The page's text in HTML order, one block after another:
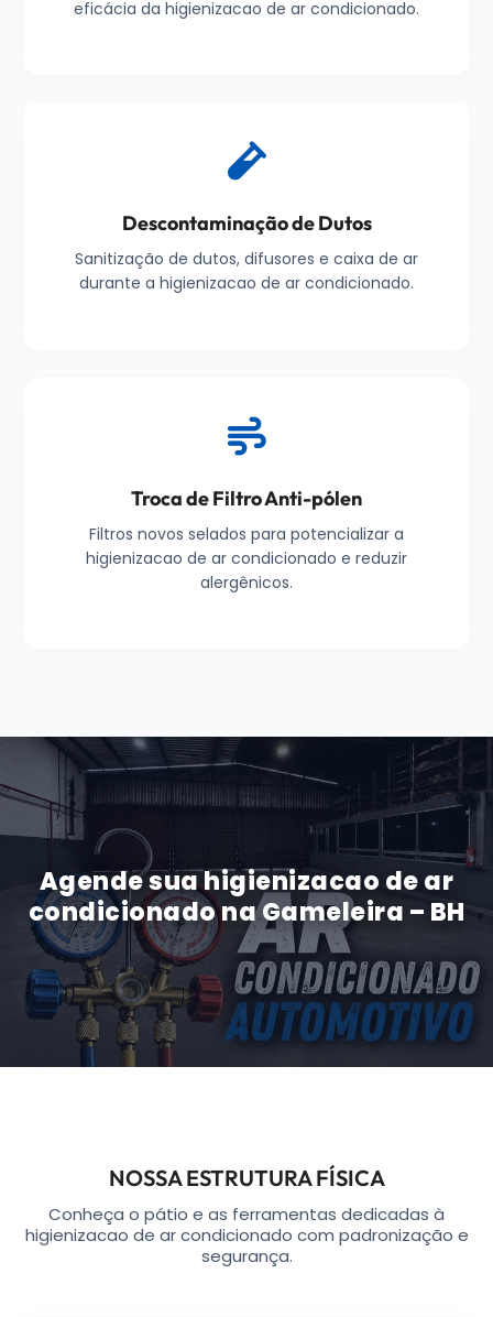
eficácia da higienizacao de ar condicionado.
Descontaminação de Dutos
Sanitização de dutos, difusores e caixa de ar
durante a higienizacao de ar condicionado.
Troca de Filtro Anti-pólen
Filtros novos selados para potencializar a
higienizacao de ar condicionado e reduzir
alergênicos.
Agende sua higienizacao de ar
condicionado na Gameleira – BH
NOSSA ESTRUTURA FÍSICA
Conheça o pátio e as ferramentas dedicadas à
higienizacao de ar condicionado com padronização e
segurança.